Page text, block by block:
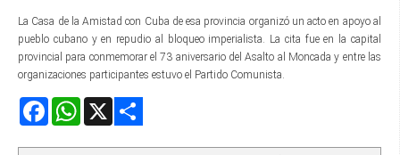
La Casa de la Amistad con Cuba de esa provincia organizó un acto en apoyo al
pueblo cubano y en repudio al bloqueo imperialista. La cita fue en la capital
provincial para conmemorar el 73 aniversario del Asalto al Moncada y entre las
organizaciones participantes estuvo el Partido Comunista.
FacebookWhatsApp